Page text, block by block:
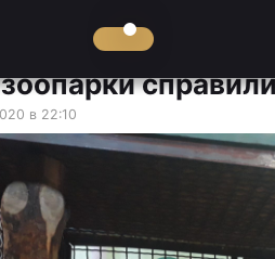
в 22:10